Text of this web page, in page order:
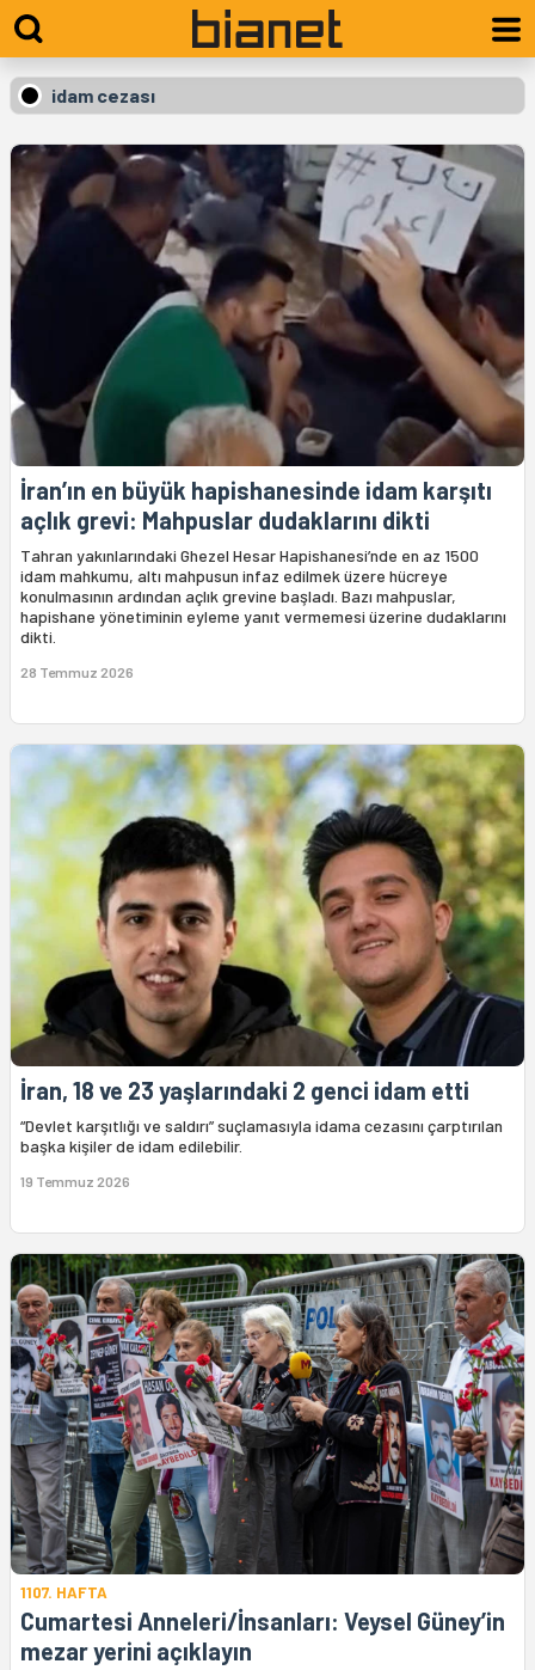
idam cezası
İran’ın en büyük hapishanesinde idam karşıtı
açlık grevi: Mahpuslar dudaklarını dikti
Tahran yakınlarındaki Ghezel Hesar Hapishanesi’nde en az 1500
idam mahkumu, altı mahpusun infaz edilmek üzere hücreye
konulmasının ardından açlık grevine başladı. Bazı mahpuslar,
hapishane yönetiminin eyleme yanıt vermemesi üzerine dudaklarını
dikti.
28 Temmuz 2026
İran, 18 ve 23 yaşlarındaki 2 genci idam etti
“Devlet karşıtlığı ve saldırı” suçlamasıyla idama cezasını çarptırılan
başka kişiler de idam edilebilir.
19 Temmuz 2026
1107. HAFTA
Cumartesi Anneleri/İnsanları: Veysel Güney’in
mezar yerini açıklayın